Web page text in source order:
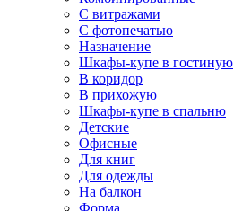
С витражами
С фотопечатью
Назначение
Шкафы-купе в гостиную
В коридор
В прихожую
Шкафы-купе в спальню
Детские
Офисные
Для книг
Для одежды
На балкон
Форма